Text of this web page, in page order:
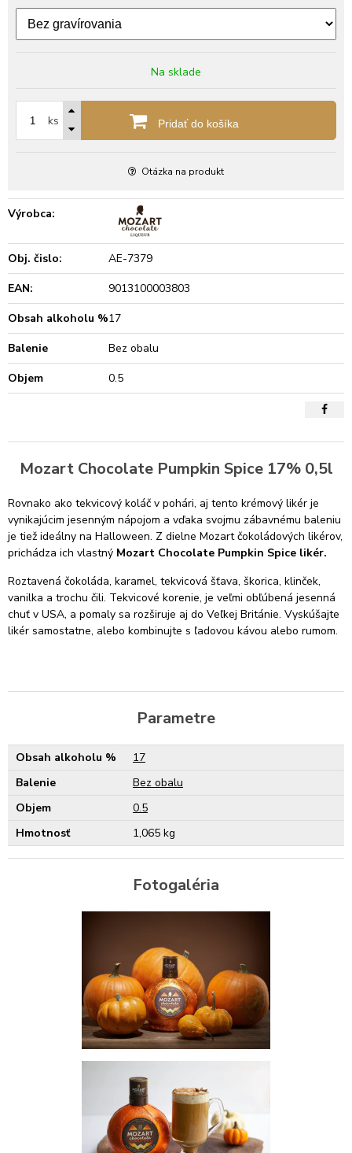
Na sklade
ks Pridať do košíka
Otázka na produkt
Výrobca:
Obj. čislo:
AE-7379
EAN:
9013100003803
Obsah alkoholu %17
Balenie
Bez obalu
Objem
0.5
Mozart Chocolate Pumpkin Spice 17% 0,5l
Rovnako ako tekvicový koláč v pohári, aj tento krémový likér je
vynikajúcim jesenným nápojom a vďaka svojmu zábavnému baleniu
je tiež ideálny na Halloween. Z dielne Mozart čokoládových likérov,
prichádza ich vlastný Mozart Chocolate Pumpkin Spice likér.
Roztavená čokoláda, karamel, tekvicová šťava, škorica, klinček,
vanilka a trochu čili. Tekvicové korenie, je veľmi obľúbená jesenná
chuť v USA, a pomaly sa rozširuje aj do Veľkej Británie. Vyskúšajte
likér samostatne, alebo kombinujte s ľadovou kávou alebo rumom.
Parametre
Obsah alkoholu %
17
Balenie
Bez obalu
Objem
0.5
Hmotnosť
1,065 kg
Fotogaléria